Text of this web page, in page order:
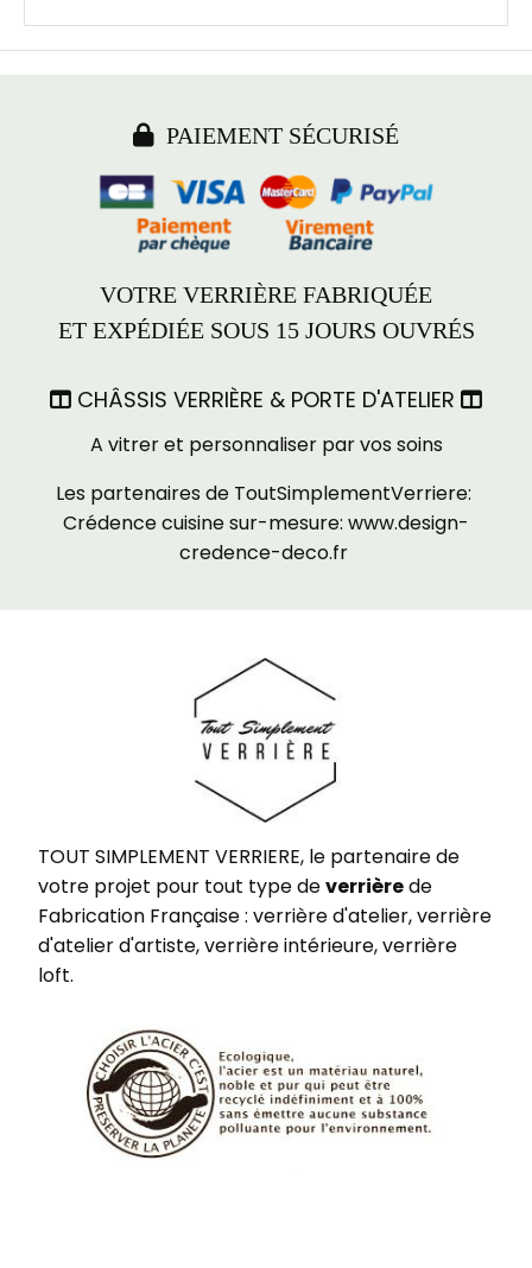
 PAIEMENT SÉCURISÉ
VOTRE VERRIÈRE FABRIQUÉE
ET EXPÉDIÉE SOUS 15 JOURS OUVRÉS
 CHÂSSIS VERRIÈRE & PORTE D'ATELIER 
A vitrer et personnaliser par vos soins
Les partenaires de ToutSimplementVerriere:
Crédence cuisine sur-mesure: www.design-
credence-deco.fr
TOUT SIMPLEMENT VERRIERE, le partenaire de
votre projet pour tout type deverrièrede
Fabrication Française : verrière d'atelier, verrière
d'atelier d'artiste, verrière intérieure, verrière
loft.